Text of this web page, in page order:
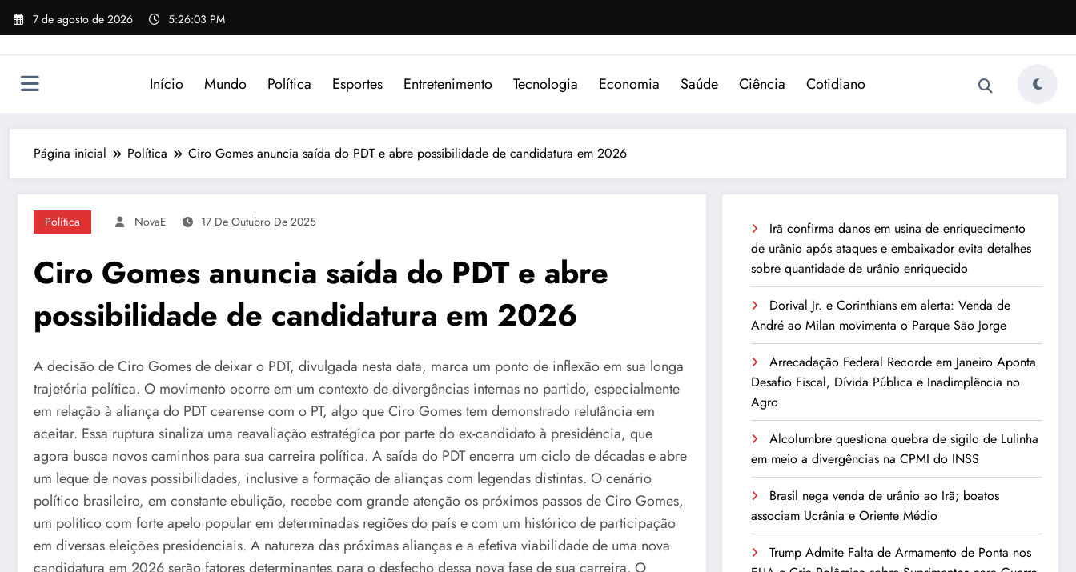
Pular
para
7 de agosto de 2026 5:26:03 PM
Início Mundo Política Esportes Entretenimento Tecnologia Economia Saúde Ciência Cotidiano
Página inicial Política Ciro Gomes anuncia saída do PDT e abre possibilidade de candidatura em 2026
Política NovaE 17 De Outubro De 2025
Ciro Gomes anuncia saída do PDT e abre
possibilidade de candidatura em 2026
A decisão de Ciro Gomes de deixar o PDT, divulgada nesta data, marca um ponto de inflexão em sua longa
trajetória política. O movimento ocorre em um contexto de divergências internas no partido, especialmente
em relação à aliança do PDT cearense com o PT, algo que Ciro Gomes tem demonstrado relutância em
aceitar. Essa ruptura sinaliza uma reavaliação estratégica por parte do ex-candidato à presidência, que
agora busca novos caminhos para sua carreira política. A saída do PDT encerra um ciclo de décadas e abre
um leque de novas possibilidades, inclusive a formação de alianças com legendas distintas. O cenário
político brasileiro, em constante ebulição, recebe com grande atenção os próximos passos de Ciro Gomes,
um político com forte apelo popular em determinadas regiões do país e com um histórico de participação
em diversas eleições presidenciais. A natureza das próximas alianças e a efetiva viabilidade de uma nova
Irã confirma danos em usina de enriquecimento
de urânio após ataques e embaixador evita detalhes
sobre quantidade de urânio enriquecido
Dorival Jr. e Corinthians em alerta: Venda de
André ao Milan movimenta o Parque São Jorge
Arrecadação Federal Recorde em Janeiro Aponta
Desafio Fiscal, Dívida Pública e Inadimplência no
Agro
Alcolumbre questiona quebra de sigilo de Lulinha
em meio a divergências na CPMI do INSS
Brasil nega venda de urânio ao Irã; boatos
associam Ucrânia e Oriente Médio
Trump Admite Falta de Armamento de Ponta nos